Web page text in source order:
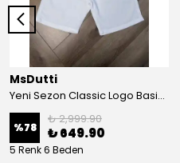
MsDutti
Yeni Sezon Classic Logo Basic Casual Keten Şort
%78
₺ 2,999.90
₺ 649.90
5 Renk 6 Beden